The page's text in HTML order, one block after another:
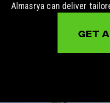
Almasrya can deliver
GET